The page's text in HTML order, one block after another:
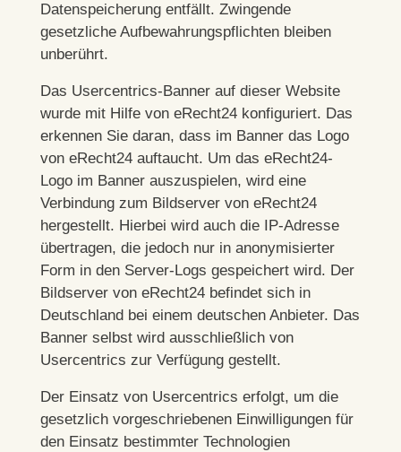
Datenspeicherung entfällt. Zwingende
gesetzliche Aufbewahrungspflichten bleiben
unberührt.
Das Usercentrics-Banner auf dieser Website
wurde mit Hilfe von eRecht24 konfiguriert. Das
erkennen Sie daran, dass im Banner das Logo
von eRecht24 auftaucht. Um das eRecht24-
Logo im Banner auszuspielen, wird eine
Verbindung zum Bildserver von eRecht24
hergestellt. Hierbei wird auch die IP-Adresse
übertragen, die jedoch nur in anonymisierter
Form in den Server-Logs gespeichert wird. Der
Bildserver von eRecht24 befindet sich in
Deutschland bei einem deutschen Anbieter. Das
Banner selbst wird ausschließlich von
Usercentrics zur Verfügung gestellt.
Der Einsatz von Usercentrics erfolgt, um die
gesetzlich vorgeschriebenen Einwilligungen für
den Einsatz bestimmter Technologien